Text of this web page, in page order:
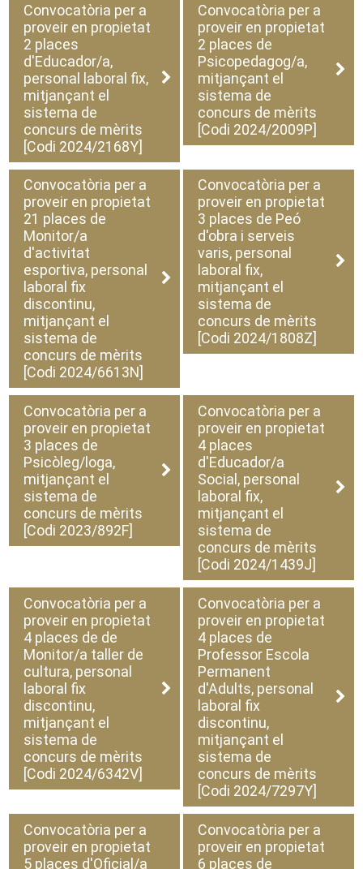
Convocatòria per a
proveir en propietat
2 places
d'Educador/a,
personal laboral fix,
mitjançant el
sistema de
concurs de mèrits
[Codi 2024/2168Y]
Convocatòria per a
proveir en propietat
2 places de
Psicopedagog/a,
mitjançant el
sistema de
concurs de mèrits
[Codi 2024/2009P]
Convocatòria per a
proveir en propietat
21 places de
Monitor/a
d'activitat
esportiva, personal
laboral fix
discontinu,
mitjançant el
sistema de
concurs de mèrits
[Codi 2024/6613N]
Convocatòria per a
proveir en propietat
3 places de Peó
d'obra i serveis
varis, personal
laboral fix,
mitjançant el
sistema de
concurs de mèrits
[Codi 2024/1808Z]
Convocatòria per a
proveir en propietat
3 places de
Psicòleg/loga,
mitjançant el
sistema de
concurs de mèrits
[Codi 2023/892F]
Convocatòria per a
proveir en propietat
4 places
d'Educador/a
Social, personal
laboral fix,
mitjançant el
sistema de
concurs de mèrits
[Codi 2024/1439J]
Convocatòria per a
proveir en propietat
4 places de de
Monitor/a taller de
cultura, personal
laboral fix
discontinu,
mitjançant el
sistema de
concurs de mèrits
[Codi 2024/6342V]
Convocatòria per a
proveir en propietat
4 places de
Professor Escola
Permanent
d'Adults, personal
laboral fix
discontinu,
mitjançant el
sistema de
concurs de mèrits
[Codi 2024/7297Y]
Convocatòria per a
proveir en propietat
5 places d'Oficial/a
Convocatòria per a
proveir en propietat
6 places de